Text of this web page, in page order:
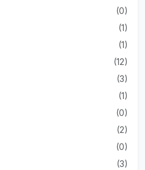
(0)
(1)
(1)
(12)
(3)
(1)
(0)
(2)
(0)
(3)